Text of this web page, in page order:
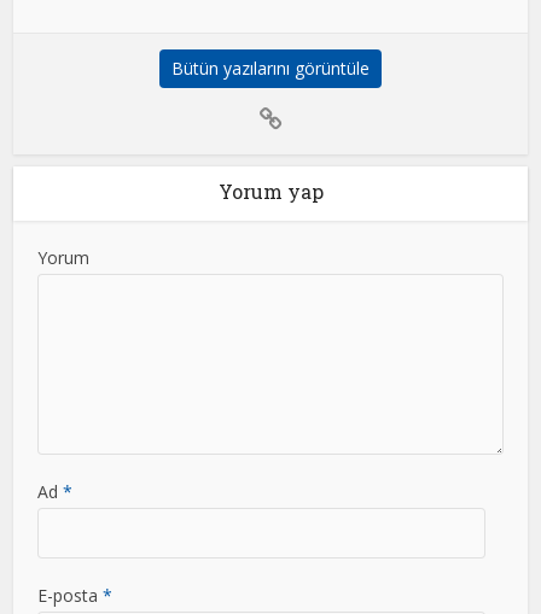
Bütün yazılarını görüntüle
Yorum yap
Yorum
Ad*
E-posta*